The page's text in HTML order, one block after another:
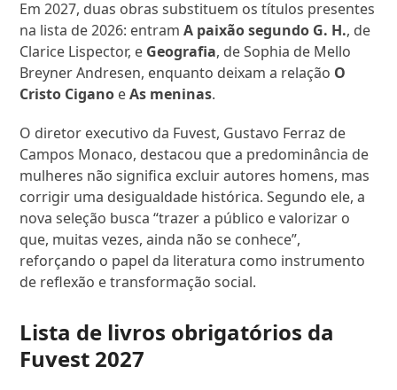
Em 2027, duas obras substituem os títulos presentes
na lista de 2026: entramA paixão segundo G. H., de
Clarice Lispector, e Geografia, de Sophia de Mello
Breyner Andresen, enquanto deixam a relação O
Cristo Cigano eAs meninas.
O diretor executivo da Fuvest, Gustavo Ferraz de
Campos Monaco, destacou que a predominância de
mulheres não significa excluir autores homens, mas
corrigir uma desigualdade histórica. Segundo ele, a
nova seleção busca “trazer a público e valorizar o
que, muitas vezes, ainda não se conhece”,
reforçando o papel da literatura como instrumento
de reflexão e transformação social.
Lista de livros obrigatórios da
Fuvest 2027